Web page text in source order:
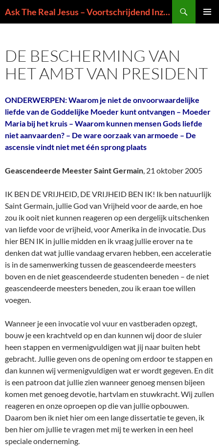
naar
Ask The Real Jesus – Voortschrijdend Inzicht in de Zin van het Leven
DE BESCHERMING VAN
HET AMBT VAN PRESIDENT
ONDERWERPEN: Waarom je niet de onvoorwaardelijke
liefde van de Goddelijke Moeder kunt ontvangen – Moeder
Maria bij het kruis – Waarom kunnen mensen Gods liefde
niet aanvaarden? – De ware oorzaak van armoede – De
ascensie vindt niet met één sprong plaats
Geascendeerde Meester Saint Germain, 21 oktober 2005
IK BEN DE VRIJHEID, DE VRIJHEID BEN IK! Ik ben natuurlijk
Saint Germain, jullie God van Vrijheid voor de aarde, en hoe
zou ik ooit niet kunnen reageren op een dergelijk uitschenken
van liefde voor de vrijheid, voor Amerika in de invocatie. Dus
hier BEN IK in jullie midden en ik vraag jullie erover na te
denken dat wat jullie vandaag ervaren hebben, een acceleratie
is in de samenwerking tussen de geascendeerde meesters
boven en de niet geascendeerde studenten beneden – de niet
geascendeerde meesters beneden, zou ik eraan toe willen
voegen.
Wanneer je een invocatie vol vuur en vastberaden opzegt,
bouw je een krachtveld op en dan kunnen wij door de sluier
heen stappen en vermenigvuldigen wat jij naar buiten hebt
gebracht. Jullie geven ons de opening om erdoor te stappen en
dan kunnen wij vermenigvuldigen wat er wordt gegeven. En dit
is een patroon dat jullie zien wanneer genoeg mensen bijeen
komen met genoeg devotie, hartvlam en stuwkracht. Wij zullen
reageren en onze oproepen op die van jullie opbouwen.
Daarom ben ik niet hier om een lange dissertatie te geven, ik
ben hier om jullie te vragen met mij te werken in een heel
speciale onderneming.